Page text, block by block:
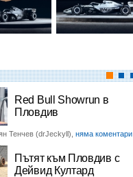
Red Bull Showrun в
Пловдив
Тенчев (drJeckyll), няма коментари
Пътят към Пловдив с
Дейвид Култард